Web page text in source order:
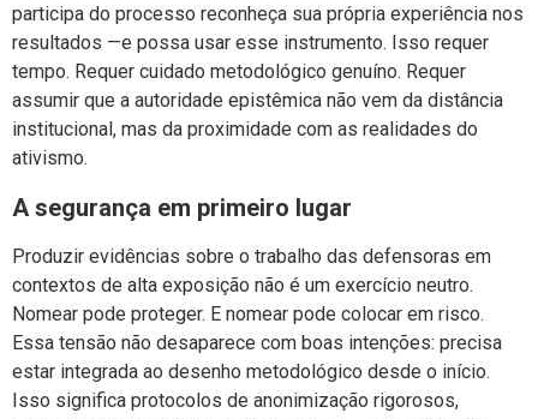
participa do processo reconheça sua própria experiência nos
resultados —e possa usar esse instrumento. Isso requer
tempo. Requer cuidado metodológico genuíno. Requer
assumir que a autoridade epistêmica não vem da distância
institucional, mas da proximidade com as realidades do
ativismo.
A segurança em primeiro lugar
Produzir evidências sobre o trabalho das defensoras em
contextos de alta exposição não é um exercício neutro.
Nomear pode proteger. E nomear pode colocar em risco.
Essa tensão não desaparece com boas intenções: precisa
estar integrada ao desenho metodológico desde o início.
Isso significa protocolos de anonimização rigorosos,